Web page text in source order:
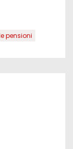
pensioni